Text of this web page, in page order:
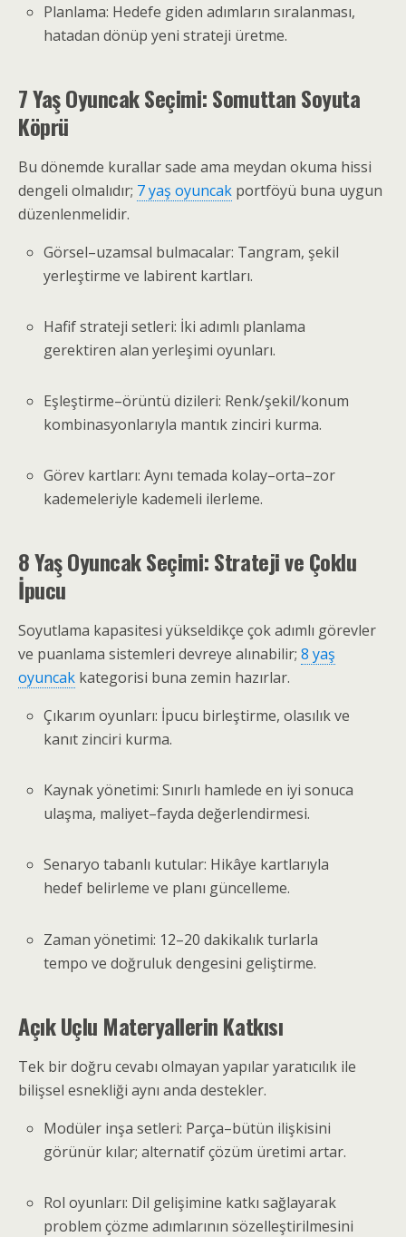
Planlama: Hedefe giden adımların sıralanması,
hatadan dönüp yeni strateji üretme.
7 Yaş Oyuncak Seçimi: Somuttan Soyuta
Köprü
Bu dönemde kurallar sade ama meydan okuma hissi
dengeli olmalıdır; 7 yaş oyuncak portföyü buna uygun
düzenlenmelidir.
Görsel–uzamsal bulmacalar: Tangram, şekil
yerleştirme ve labirent kartları.
Hafif strateji setleri: İki adımlı planlama
gerektiren alan yerleşimi oyunları.
Eşleştirme–örüntü dizileri: Renk/şekil/konum
kombinasyonlarıyla mantık zinciri kurma.
Görev kartları: Aynı temada kolay–orta–zor
kademeleriyle kademeli ilerleme.
8 Yaş Oyuncak Seçimi: Strateji ve Çoklu
İpucu
Soyutlama kapasitesi yükseldikçe çok adımlı görevler
ve puanlama sistemleri devreye alınabilir; 8 yaş
oyuncak kategorisi buna zemin hazırlar.
Çıkarım oyunları: İpucu birleştirme, olasılık ve
kanıt zinciri kurma.
Kaynak yönetimi: Sınırlı hamlede en iyi sonuca
ulaşma, maliyet–fayda değerlendirmesi.
Senaryo tabanlı kutular: Hikâye kartlarıyla
hedef belirleme ve planı güncelleme.
Zaman yönetimi: 12–20 dakikalık turlarla
tempo ve doğruluk dengesini geliştirme.
Açık Uçlu Materyallerin Katkısı
Tek bir doğru cevabı olmayan yapılar yaratıcılık ile
bilişsel esnekliği aynı anda destekler.
Modüler inşa setleri: Parça–bütün ilişkisini
görünür kılar; alternatif çözüm üretimi artar.
Rol oyunları: Dil gelişimine katkı sağlayarak
problem çözme adımlarının sözelleştirilmesini